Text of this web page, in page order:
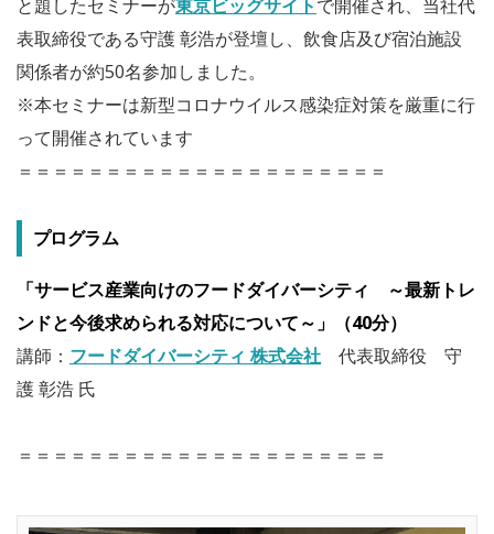
と題したセミナーが東京ビッグサイトで開催され、当社代
表取締役である守護 彰浩が登壇し、飲食店及び宿泊施設
関係者が約50名参加しました。
※本セミナーは新型コロナウイルス感染症対策を厳重に行
って開催されています
＝＝＝＝＝＝＝＝＝＝＝＝＝＝＝＝＝＝＝＝＝
プログラム
「サービス産業向けのフードダイバーシティ ～最新トレ
ンドと今後求められる対応について～」（40分）
講師： フードダイバーシティ 株式会社 代表取締役 守
護 彰浩 氏
＝＝＝＝＝＝＝＝＝＝＝＝＝＝＝＝＝＝＝＝＝